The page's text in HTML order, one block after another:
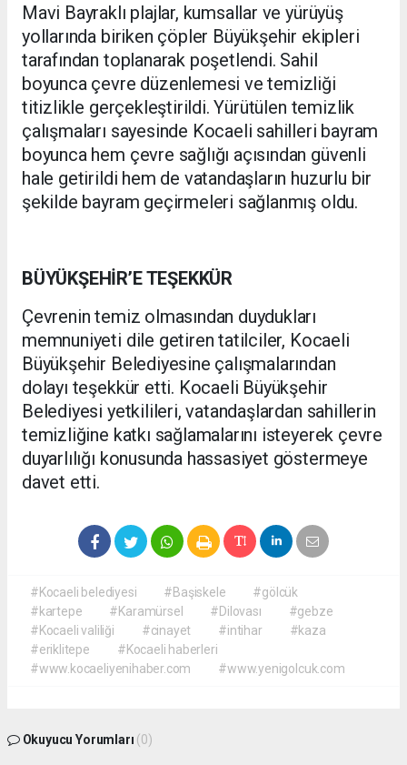
Mavi Bayraklı plajlar, kumsallar ve yürüyüş
yollarında biriken çöpler Büyükşehir ekipleri
tarafından toplanarak poşetlendi. Sahil
boyunca çevre düzenlemesi ve temizliği
titizlikle gerçekleştirildi. Yürütülen temizlik
çalışmaları sayesinde Kocaeli sahilleri bayram
boyunca hem çevre sağlığı açısından güvenli
hale getirildi hem de vatandaşların huzurlu bir
şekilde bayram geçirmeleri sağlanmış oldu.
BÜYÜKŞEHİR’E TEŞEKKÜR
Çevrenin temiz olmasından duydukları
memnuniyeti dile getiren tatilciler, Kocaeli
Büyükşehir Belediyesine çalışmalarından
dolayı teşekkür etti. Kocaeli Büyükşehir
Belediyesi yetkilileri, vatandaşlardan sahillerin
temizliğine katkı sağlamalarını isteyerek çevre
duyarlılığı konusunda hassasiyet göstermeye
davet etti.
#Kocaeli belediyesi #Başiskele
#gölcük
#kartepe
#Karamürsel #Dilovası
#gebze
#Kocaeli valiliği
#cinayet #intihar
#kaza
#eriklitepe
#Kocaeli haberleri
#www.kocaeliyenihaber.com
#www.yenigolcuk.com
Okuyucu Yorumları (0)